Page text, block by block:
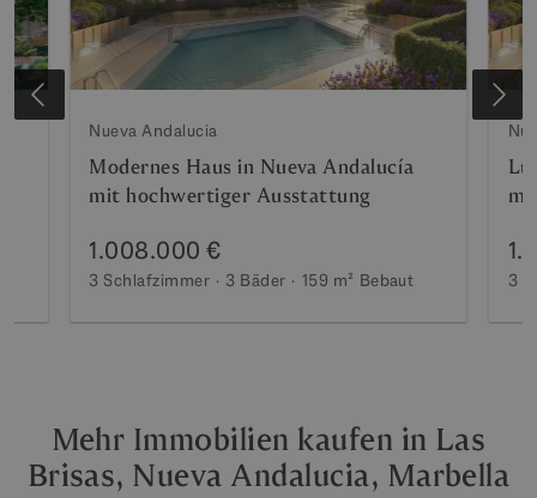
Nueva Andalucia
Modernes Haus in Nueva Andalucía
mit hochwertiger Ausstattung
1.008.000 €
3 Schlafzimmer 3 Bäder 159 m² Bebaut 3
Mehr Immobilien kaufen in Las
Brisas, Nueva Andalucia, Marbella